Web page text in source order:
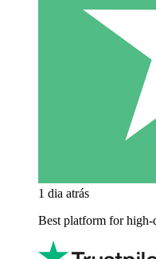
1 dia atrás
Best platform for high-